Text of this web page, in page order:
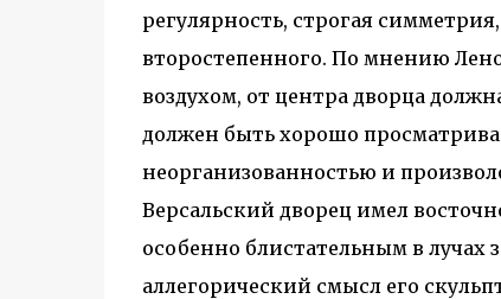
регулярность, строгая
второстепенного. По мнению
воздухом, от центра дворца
должен быть хорошо
неорганизованностью и
Версальский дворец имел
особенно блистательным в лучах
аллегорический смысл его